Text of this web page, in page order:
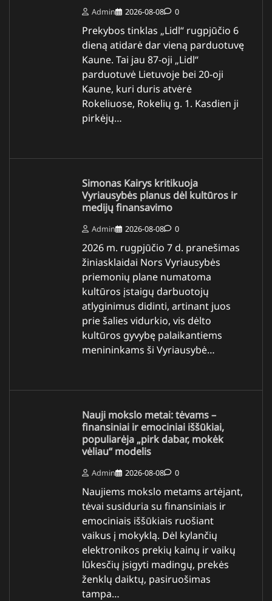
Admin 2026-08-08 0
Prekybos tinklas „Lidl“ rugpjūčio 6
dieną atidarė dar vieną parduotuvę
Kaune. Tai jau 87-oji „Lidl“
parduotuvė Lietuvoje bei 20-oji
Kaune, kuri duris atvėrė
Rokeliuose, Rokelių g. 1. Kasdien ji
pirkėjų…
Simonas Kairys kritikuoja
Vyriausybės planus dėl kultūros ir
medijų finansavimo
Admin 2026-08-08 0
2026 m. rugpjūčio 7 d. pranešimas
žiniasklaidai Nors Vyriausybės
priemonių plane numatoma
kultūros įstaigų darbuotojų
atlyginimus didinti, artinant juos
prie šalies vidurkio, vis dėlto
kultūros gyvybę palaikantiems
menininkams ši Vyriausybė…
Nauji mokslo metai: tėvams –
finansiniai ir emociniai iššūkiai,
populiarėja „pirk dabar, mokėk
vėliau“ modelis
Admin 2026-08-08 0
Naujiems mokslo metams artėjant,
tėvai susiduria su finansiniais ir
emociniais iššūkiais ruošiant
vaikus į mokyklą. Dėl kylančių
elektronikos prekių kainų ir vaikų
lūkesčių įsigyti madingų, prekės
ženklų daiktų, pasiruošimas
tampa…